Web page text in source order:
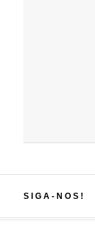
SIGA-NOS!